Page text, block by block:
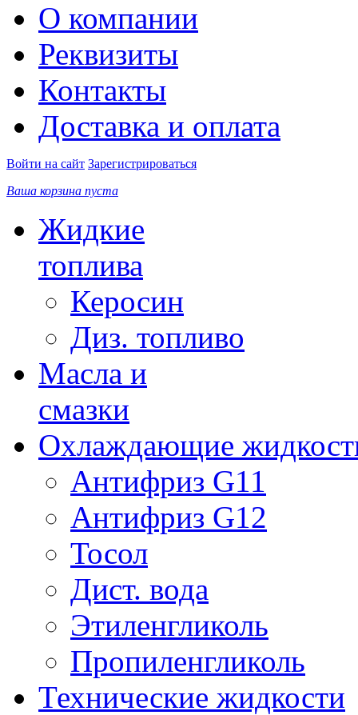
О компании
Реквизиты
Контакты
Доставка и оплата
Войти на сайт Зарегистрироваться
Ваша корзина пуста
Жидкие
топлива
Керосин
Диз. топливо
Масла и
смазки
Охлаждающие
Антифриз G11
Антифриз G12
Тосол
Дист. вода
Этиленгликоль
Пропиленгликоль
Технические жидкости